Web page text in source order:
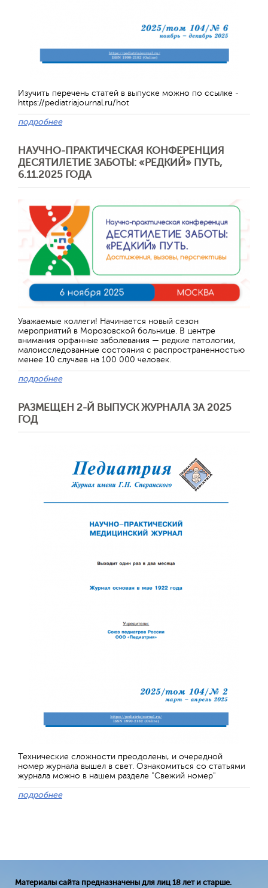
Изучить перечень статей в выпуске можно по ссылке -
https://pediatriajournal.ru/hot
подробнее
НАУЧНО-ПРАКТИЧЕСКАЯ КОНФЕРЕНЦИЯ
ДЕСЯТИЛЕТИЕ ЗАБОТЫ: «РЕДКИЙ» ПУТЬ,
6.11.2025 ГОДА
Уважаемые коллеги! Начинается новый сезон
мероприятий в Морозовской больнице. В центре
внимания орфанные заболевания — редкие патологии,
малоисследованные состояния с распространенностью
менее 10 случаев на 100 000 человек.
подробнее
РАЗМЕЩЕН 2-Й ВЫПУСК ЖУРНАЛА ЗА 2025
ГОД
Технические сложности преодолены, и очередной
номер журнала вышел в свет. Ознакомиться со статьями
журнала можно в нашем разделе "Свежий номер"
подробнее
Материалы сайта предназначены для лиц 18 лет и старше.
Обратная
Отправить